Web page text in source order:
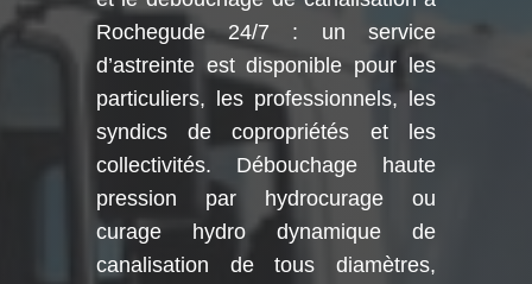
Rochegude 24/7 : un service
d’astreinte est disponible pour les
particuliers, les professionnels, les
syndics de copropriétés et les
collectivités. Débouchage haute
pression par hydrocurage ou
curage hydro dynamique de
canalisation de tous diamètres,